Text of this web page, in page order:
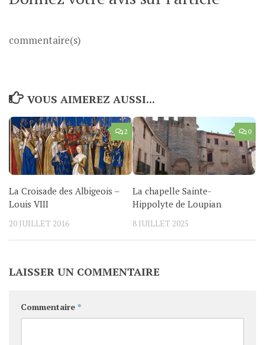
commentaire(s)
VOUS AIMEREZ AUSSI...
2
La Croisade des Albigeois –
Louis VIII
20 JUILLET 2016
0
La chapelle Sainte-
Hippolyte de Loupian
8 JUILLET 2025
LAISSER UN COMMENTAIRE
Commentaire *